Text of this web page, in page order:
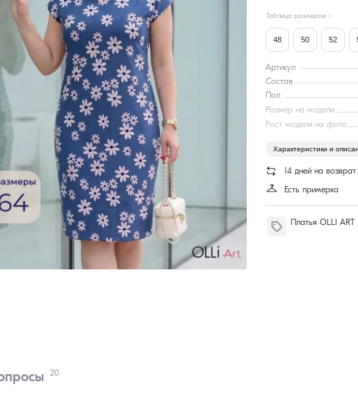
Таблица размеров >
14 дней на возврат
Есть примерка
48 50 52
Пол
Рост модели на фото
Платья OLLI ART
Размер на модели
Состав
Артикул
Характеристики и
20